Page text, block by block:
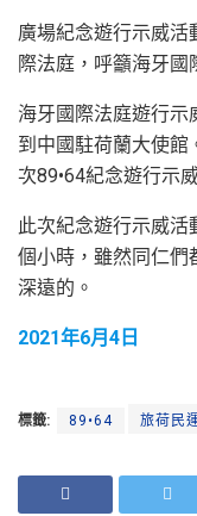
廣場紀念遊行示威活
際法庭，呼籲海牙國
海牙國際法庭遊行
到中國駐荷蘭大使
次89•64紀念遊行示
此次紀念遊行示威
個小時，雖然同仁們
深遠的。
2021年6月4日
標籤: 89•64 旅荷民